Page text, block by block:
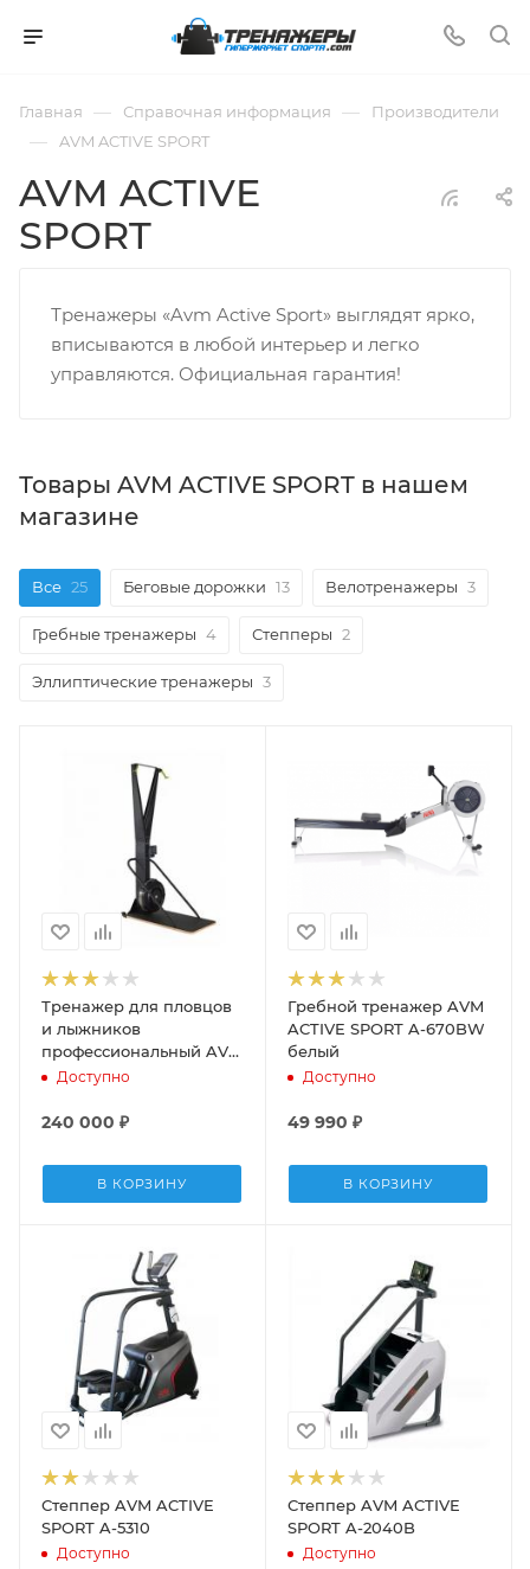
Главная — Справочная информация — Производители
— AVM ACTIVE SPORT
AVM ACTIVE
SPORT
Тренажеры «Avm Active Sport» выглядят ярко,
вписываются в любой интерьер и легко
управляются. Официальная гарантия!
Товары AVM ACTIVE SPORT в нашем
магазине
Все 25 Беговые дорожки 13 Велотренажеры 3
Гребные тренажеры 4 Степперы 2
Эллиптические тренажеры 3
Тренажер для пловцов
и лыжников
профессиональный AVM
ACTIVE SPORT
Доступно
240 000 ₽
В КОРЗИНУ
Гребной тренажер AVM
ACTIVE SPORT A-670BW
белый
Доступно
49 990 ₽
В КОРЗИНУ
Степпер AVM ACTIVE
SPORT A-5310
Доступно
Степпер AVM ACTIVE
SPORT A-2040B
Доступно